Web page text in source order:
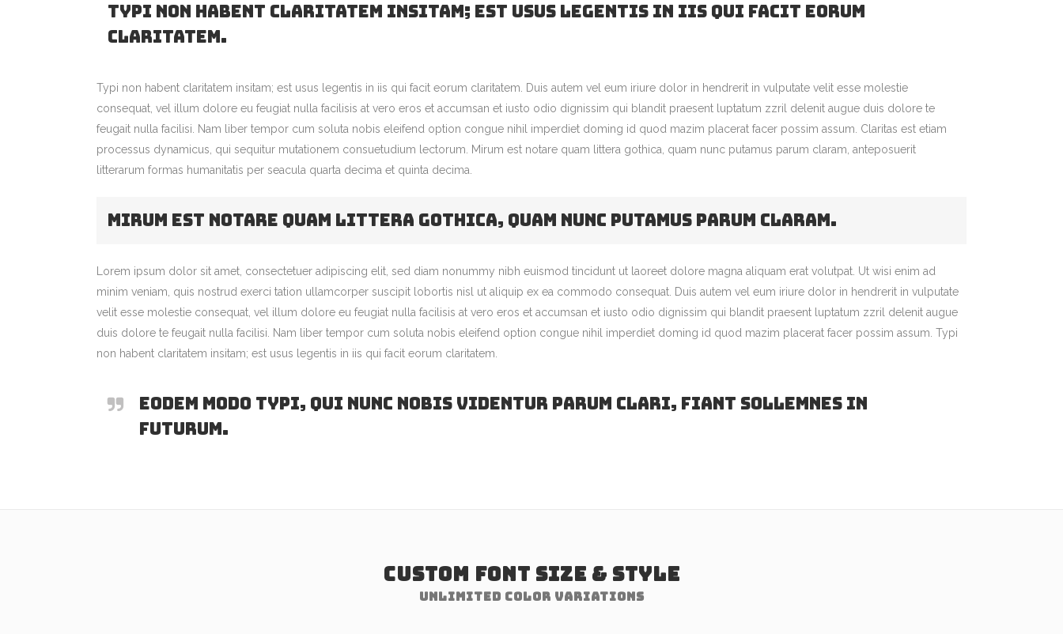
Typi non habent claritatem insitam; est usus legentis in iis qui facit eorum
claritatem.
Typi non habent claritatem insitam; est usus legentis in iis qui facit eorum claritatem. Duis autem vel eum iriure dolor in hendrerit in vulputate velit esse molestie
consequat, vel illum dolore eu feugiat nulla facilisis at vero eros et accumsan et iusto odio dignissim qui blandit praesent luptatum zzril delenit augue duis dolore te
feugait nulla facilisi. Nam liber tempor cum soluta nobis eleifend option congue nihil imperdiet doming id quod mazim placerat facer possim assum. Claritas est etiam
processus dynamicus, qui sequitur mutationem consuetudium lectorum. Mirum est notare quam littera gothica, quam nunc putamus parum claram, anteposuerit
litterarum formas humanitatis per seacula quarta decima et quinta decima.
Mirum est notare quam littera gothica, quam nunc putamus parum claram.
Lorem ipsum dolor sit amet, consectetuer adipiscing elit, sed diam nonummy nibh euismod tincidunt ut laoreet dolore magna aliquam erat volutpat. Ut wisi enim ad
minim veniam, quis nostrud exerci tation ullamcorper suscipit lobortis nisl ut aliquip ex ea commodo consequat. Duis autem vel eum iriure dolor in hendrerit in vulputate
velit esse molestie consequat, vel illum dolore eu feugiat nulla facilisis at vero eros et accumsan et iusto odio dignissim qui blandit praesent luptatum zzril delenit augue
duis dolore te feugait nulla facilisi. Nam liber tempor cum soluta nobis eleifend option congue nihil imperdiet doming id quod mazim placerat facer possim assum. Typi
non habent claritatem insitam; est usus legentis in iis qui facit eorum claritatem.
Eodem modo typi, qui nunc nobis videntur parum clari, fiant sollemnes in
futurum.
CUSTOM FONT SIZE & STYLE
UNLIMITED COLOR VARIATIONS